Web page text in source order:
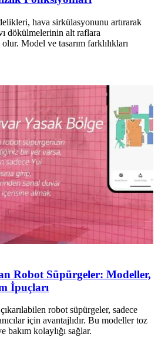
hava sirkülasyonunu artırarak
dökülmelerinin alt raflara
Model ve tasarım farklılıkları
Robot Süpürgeler: Modeller,
İpuçları
robot süpürgeler, sadece
için avantajlıdır. Bu modeller toz
bakım kolaylığı sağlar.